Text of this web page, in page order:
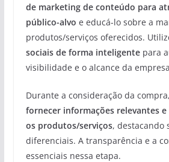
de marketing de conteúdo para
público-alvo e educá-lo sobre a
produtos/serviços oferecidos.
sociais de forma inteligentepara
visibilidade e o alcance da
Durante a consideração da
fornecer informações relevantes
os produtos/serviços, destacando
diferenciais. A transparência e a
essenciais nessa etapa.